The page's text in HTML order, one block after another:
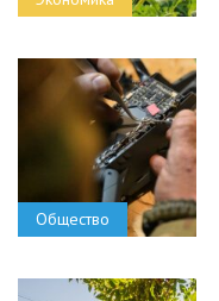
Общество